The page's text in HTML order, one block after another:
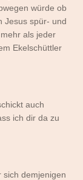
würde ob
Jesus spür- und
als jeder
Ekelschüttler
auch
ich dir da zu
sich demjenigen